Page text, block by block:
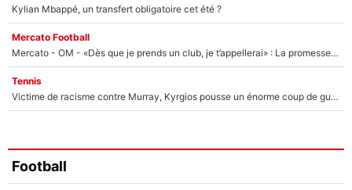
Kylian Mbappé, un transfert obligatoire cet été ?
Mercato Football
Mercato - OM - «Dès que je prends un club, je t’appellerai» : La promesse de Marcelino au moment de claquer la porte
Tennis
Victime de racisme contre Murray, Kyrgios pousse un énorme coup de gueule !
Football